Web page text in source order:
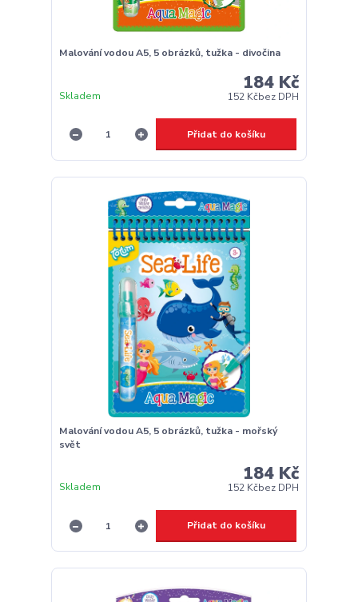
Malování vodou A5, 5 obrázků, tužka - divočina
184 Kč
152 Kčbez DPH
Skladem
Přidat do košíku
Malování vodou A5, 5 obrázků, tužka - mořský
svět
184 Kč
152 Kčbez DPH
Skladem
Přidat do košíku